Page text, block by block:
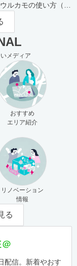
ルカモの使い方（買
メディア
おすすめ
エリア紹介
リノベーション
情報
る
配信。新着やおす